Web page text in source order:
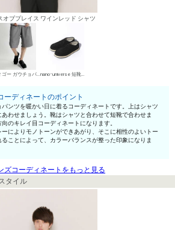
オブプレイス ワインレッド シャツ
ウィゴー ガウチョパンツ nano･universe 短靴・レザーシューズ
ーディネートのポイント
ンツを暖かい日に着るコーディネートです。上はシャツ
わせましょう。靴はシャツと合わせて短靴で合わせま
のキレイ目コーディネートになります。
によりモノトーンができあがり、そこに相性のよいトー
ことによって、カラーバランスが整った印象になりま
ズコーディネートをもっと見る
タイル